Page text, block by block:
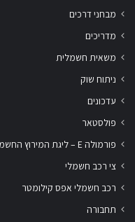
מבחני דרכים
מדריכים
משאית חשמלית
ניתוח שוק
עדכונים
פולסטאר
פורמולה E – ליגת המירוץ החשמלית
צי רכב חשמלי
רכב חשמלי אפס קילומטר
תחבורה